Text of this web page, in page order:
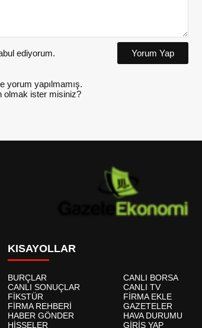
ediyorum. Yorum Yap
yorum yapılmamış.
olmak ister misiniz?
KISAYOLLAR
BURÇLAR
CANLI BORSA
CANLI SONUÇLAR
CANLI TV
FİKSTÜR
FİRMA EKLE
FİRMA REHBERİ
GAZETELER
HABER GÖNDER
HAVA DURUMU
HİSSELER
GİRİŞ YAP